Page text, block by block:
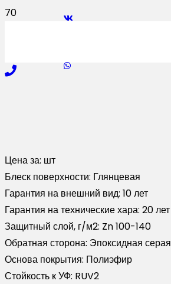
Цена за: шт
Блеск поверхности: Глянцевая
Гарантия на внешний вид: 10 лет
Гарантия на технические хара: 20 лет
Защитный слой, г/м2: Zn 100-140
Обратная сторона: Эпоксидная серая
Основа покрытия: Полиэфир
Стойкость к УФ: RUV2